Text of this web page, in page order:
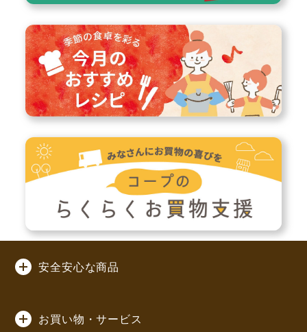
安全安心な商品
お買い物・サービス